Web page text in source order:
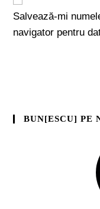
Salvează-mi
navigator pentru
BUN[ESCU] PE